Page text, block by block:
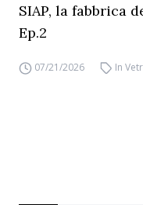
SIAP, la fabbrica
Ep.2
07/21/2026 In